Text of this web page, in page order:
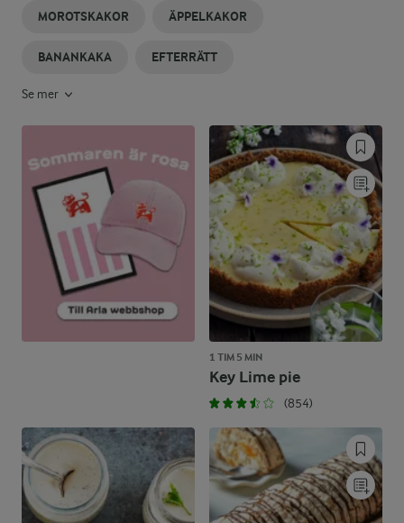
MOROTSKAKOR ÄPPELKAKOR
BANANKAKA EFTERRÄTT
Se mer
1 TIM 5 MIN
Key Lime pie
(854)